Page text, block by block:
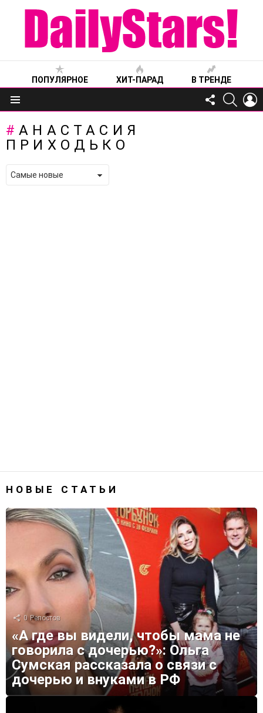
ПОПУЛЯРНОЕ ХИТ-ПАРАД В ТРЕНДЕ
Меню
FOLLOW
US
АНАСТАСИЯ
ПРИХОДЬКО
НОВЫЕ СТАТЬИ
0 Репостов
«А где вы видели, чтобы мама не
говорила с дочерью?»: Ольга
Сумская рассказала о связи с
дочерью и внуками в РФ